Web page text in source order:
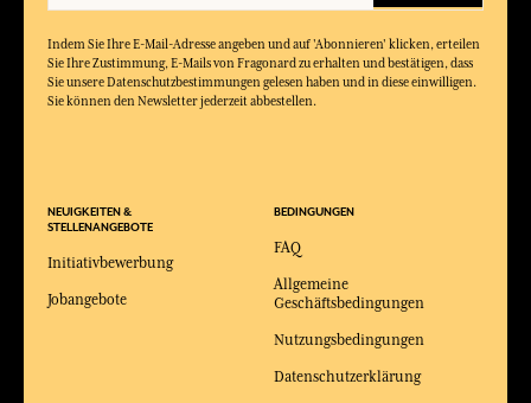
Indem Sie Ihre E-Mail-Adresse angeben und auf 'Abonnieren' klicken, erteilen
Sie Ihre Zustimmung, E-Mails von Fragonard zu erhalten und bestätigen, dass
Sie unsere Datenschutzbestimmungen gelesen haben und in diese einwilligen.
Sie können den Newsletter jederzeit abbestellen.
BEDINGUNGEN
FAQ
Allgemeine
Geschäftsbedingungen
Nutzungsbedingungen
Datenschutzerklärung
NEUIGKEITEN &
STELLENANGEBOTE
Initiativbewerbung
Jobangebote